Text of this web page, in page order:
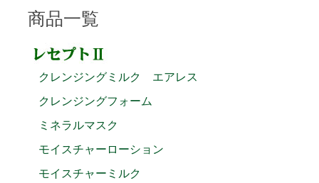
商品一覧
クレンジングミルク エアレス
クレンジングフォーム
ミネラルマスク
モイスチャーローション
モイスチャーミルク